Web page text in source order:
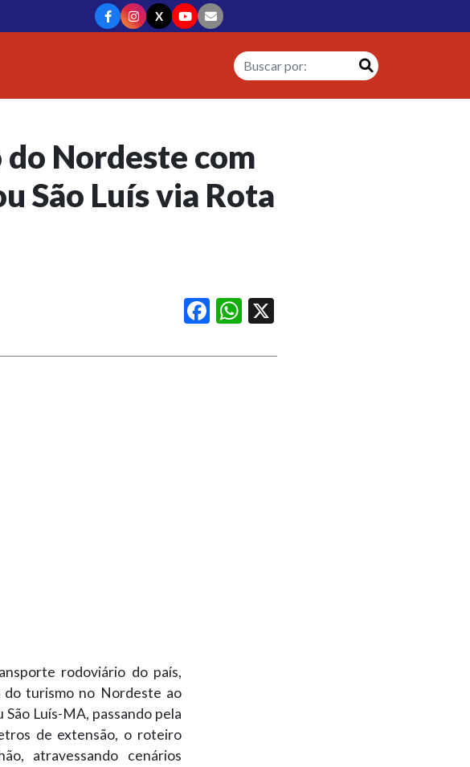
X
Nordeste com
São Luís via Rota
FacebookWhatsApp
rodoviário do país,
do turismo no Nordeste ao
Luís-MA, passando pela
de extensão, o roteiro
atravessando cenários